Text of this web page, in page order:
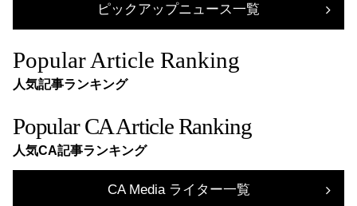
ピックアップニュース一覧
Popular Article Ranking
人気記事ランキング
Popular CA Article Ranking
人気CA記事ランキング
CA Media ライター一覧